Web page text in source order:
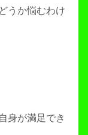
うか悩むわけ
身が満足でき